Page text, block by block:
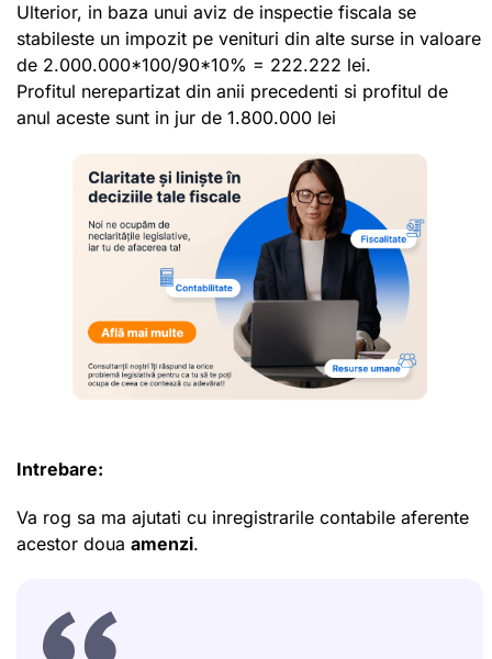
Ulterior, in baza unui aviz de inspectie fiscala se
stabileste un impozit pe venituri din alte surse in valoare
de 2.000.000*100/90*10% = 222.222 lei.
Profitul nerepartizat din anii precedenti si profitul de
anul aceste sunt in jur de 1.800.000 lei
Intrebare:
Va rog sa ma ajutati cu inregistrarile contabile aferente
acestor doua amenzi.